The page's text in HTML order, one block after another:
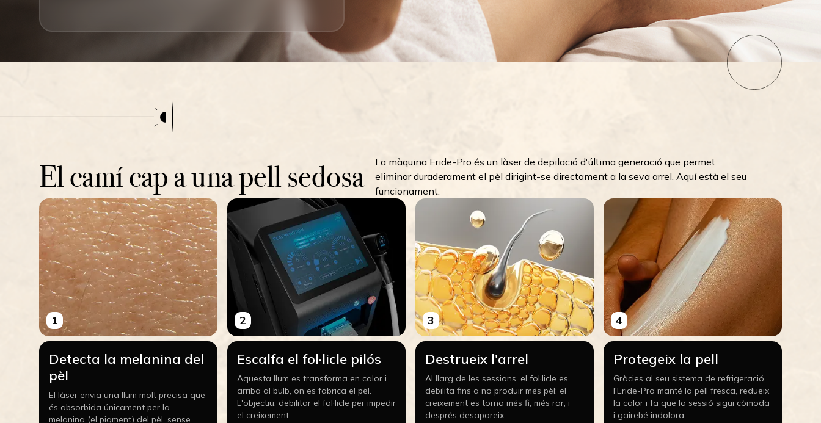
El camí cap a una pell sedosa
La màquina Eride-Pro és un làser de depilació d'última generació que permet
eliminar duraderament el pèl dirigint-se directament a la seva arrel. Aquí està el seu
funcionament:
1
Detecta la melanina del
pèl
El làser envia una llum molt precisa que
és absorbida únicament per la
melanina (el pigment) del pèl, sense
2
Escalfa el fol·licle pilós
Aquesta llum es transforma en calor i
arriba al bulb, on es fabrica el pèl.
L'objectiu: debilitar el fol·licle per impedir
el creixement.
3
Destrueix l'arrel
Al llarg de les sessions, el fol·licle es
debilita fins a no produir més pèl: el
creixement es torna més fi, més rar, i
després desapareix.
4
Protegeix la pell
Gràcies al seu sistema de refrigeració,
l'Eride-Pro manté la pell fresca, redueix
la calor i fa que la sessió sigui còmoda
i gairebé indolora.